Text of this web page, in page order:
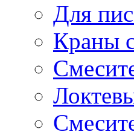
Для
Краны